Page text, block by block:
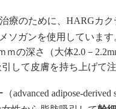
療のために、HARGカ
ソガンを使用していま
ｍの深さ（大体2.0－
して皮膚を持ち上げて注
advanced adipose-derived